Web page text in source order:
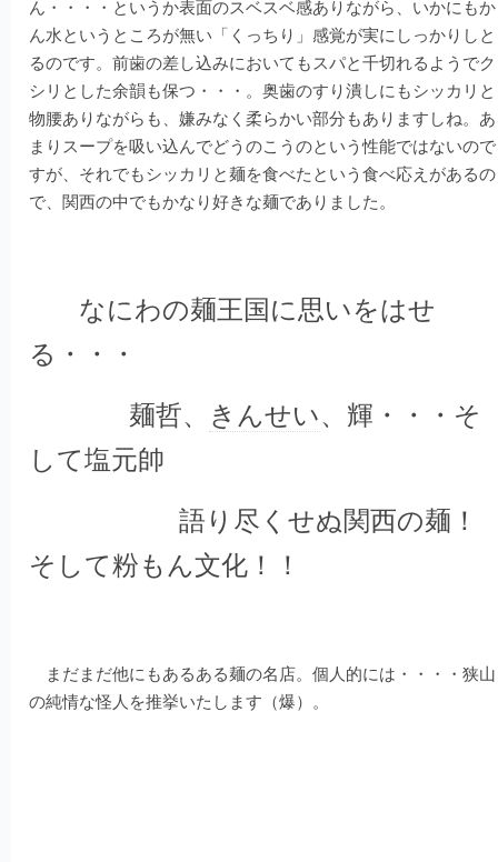
ん・・・・というか表面のスベスベ感ありながら、いかにもか
ん水というところが無い「くっちり」感覚が実にしっかりしと
るのです。前歯の差し込みにおいてもスパと千切れるようでク
シリとした余韻も保つ・・・。奥歯のすり潰しにもシッカリと
物腰ありながらも、嫌みなく柔らかい部分もありますしね。あ
まりスープを吸い込んでどうのこうのという性能ではないので
すが、それでもシッカリと麺を食べたという食べ応えがあるの
で、関西の中でもかなり好きな麺でありました。
なにわの麺王国に思いをはせ
る・・・
麺哲、
きんせい、輝・・・そ
して塩元帥
語り尽くせぬ関西の麺！
そして粉もん文化！！
まだまだ他にもあるある麺の名店。個人的には・・・・狭山
の純情な怪人を推挙いたします（爆）。